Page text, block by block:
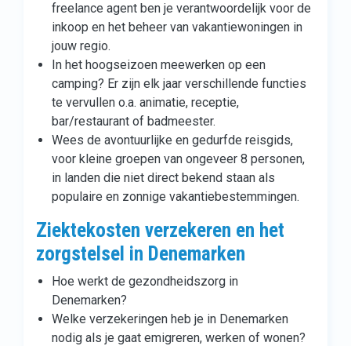
freelance agent ben je verantwoordelijk voor de
inkoop en het beheer van vakantiewoningen in
jouw regio.
In het hoogseizoen meewerken op een
camping? Er zijn elk jaar verschillende functies
te vervullen o.a. animatie, receptie,
bar/restaurant of badmeester.
Wees de avontuurlijke en gedurfde reisgids,
voor kleine groepen van ongeveer 8 personen,
in landen die niet direct bekend staan als
populaire en zonnige vakantiebestemmingen.
Ziektekosten verzekeren en het
zorgstelsel in Denemarken
Hoe werkt de gezondheidszorg in
Denemarken?
Welke verzekeringen heb je in Denemarken
nodig als je gaat emigreren, werken of wonen?